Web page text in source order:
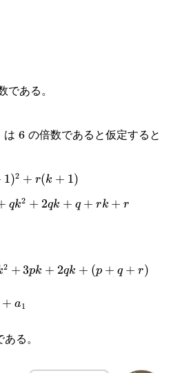
である。
は 6 の倍数であると仮定すると
1)2 + r(k + 1)
qk2 + 2qk + q + rk + r
2 + 3pk + 2qk + (p + q + r)
+ a1
る。